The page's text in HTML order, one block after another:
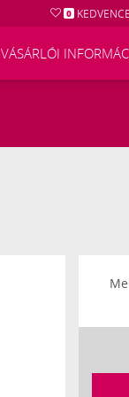
0
VÁSÁRLÓI